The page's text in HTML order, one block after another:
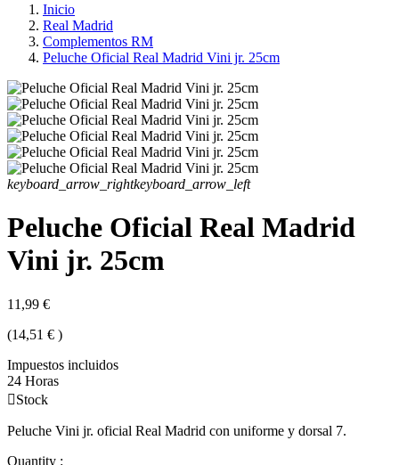
Inicio
Real Madrid
Complementos RM
Peluche Oficial Real Madrid Vini jr. 25cm
keyboard_arrow_rightkeyboard_arrow_left
Peluche Oficial Real Madrid
Vini jr. 25cm
11,99 €
(14,51 € )
Impuestos incluidos
24 Horas
Stock
Peluche Vini jr. oficial Real Madrid con uniforme y dorsal 7.
Quantity :